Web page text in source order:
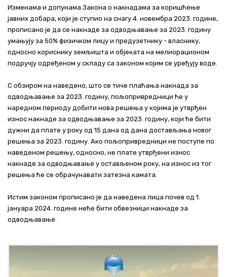
Изменама и допунама Закона о накнадама за коришћење
јавних добара, који је ступио на снагу 4. новембра 2023. године,
прописано је да се накнаде за одводњавање за 2023. годину
умањују за 50% физичком лицу и предузетнику - власнику,
односно кориснику земљишта и објеката на мелиорационом
подручју одређеном у складу са законом којим се уређују воде.
С обзиром на наведено, што се тиче плаћања накнада за
одводњавање за 2023. годину, пољопривредници ће у
наредном периоду добити нова решења у којима је утврђен
износ накнаде за одводњавање за 2023. годину, који ће бити
дужни да плате у року од 15 дана од дана достављања новог
решења за 2023. годину. Ако пољопривредници не поступе по
наведеном решењу, односно, не плате утврђени износ
накнаде за одводњавање у остављеном року, на износ из тог
решења ће се обрачунавати затезна камата.
Истим законом прописано је да наведена лица почев од 1.
јануара 2024. године неће бити обвезници накнаде за
одводњавање.